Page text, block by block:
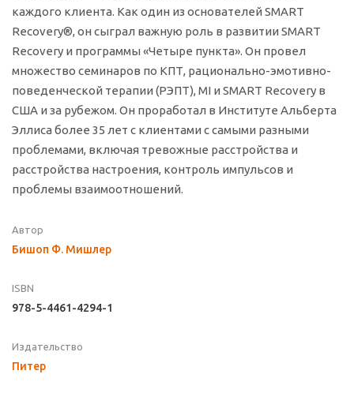
каждого клиента. Как один из основателей SMART
Recovery®, он сыграл важную роль в развитии SMART
Recovery и программы «Четыре пункта». Он провел
множество семинаров по КПТ, рационально-эмотивно-
поведенческой терапии (РЭПТ), MI и SMART Recovery в
США и за рубежом. Он проработал в Институте Альберта
Эллиса более 35 лет с клиентами с самыми разными
проблемами, включая тревожные расстройства и
расстройства настроения, контроль импульсов и
проблемы взаимоотношений.
Автор
Бишоп Ф. Мишлер
ISBN
978-5-4461-4294-1
Издательство
Питер